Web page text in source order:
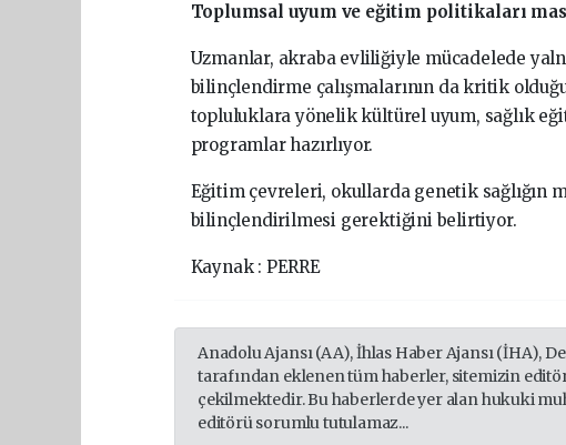
Toplumsal uyum ve eğitim politikaları
Uzmanlar, akraba evliliğiyle mücadelede
bilinçlendirme çalışmalarının da kritik
topluluklara yönelik kültürel uyum, sağlık
programlar hazırlıyor.
Eğitim çevreleri, okullarda genetik sağlığın
bilinçlendirilmesi gerektiğini belirtiyor.
Kaynak : PERRE
Anadolu Ajansı (AA), İhlas Haber Ajansı (İHA),
tarafından eklenen tüm haberler, sitemizin
çekilmektedir. Bu haberlerde yer alan hukuki
editörü sorumlu tutulamaz...